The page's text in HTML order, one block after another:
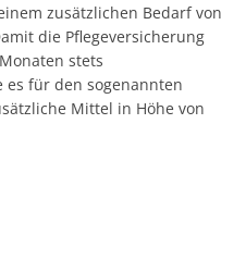
zusätzlichen Bedarf von
die Pflegeversicherung
stets
für den sogenannten
Mittel in Höhe von